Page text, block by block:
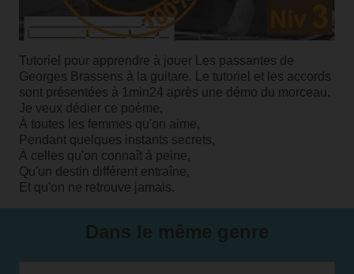
Tutoriel pour apprendre à jouer Les passantes de
Georges Brassens à la guitare. Le tutoriel et les accords
sont présentées à 1min24 après une démo du morceau.
Je veux dédier ce poème,
À toutes les femmes qu'on aime,
Pendant quelques instants secrets,
À celles qu'on connaît à peine,
Qu'un destin différent entraîne,
Et qu'on ne retrouve jamais.